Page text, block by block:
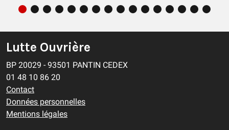
Lutte Ouvrière
BP 20029 - 93501 PANTIN CEDEX
01 48 10 86 20
Contact
Données personnelles
Mentions légales